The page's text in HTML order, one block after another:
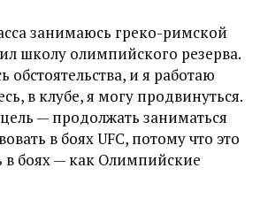
занимаюсь греко-римской
школу олимпийского резерва.
обстоятельства, и я работаю
в клубе, я могу продвинуться.
— продолжать заниматься
в боях UFC, потому что это
боях — как Олимпийские